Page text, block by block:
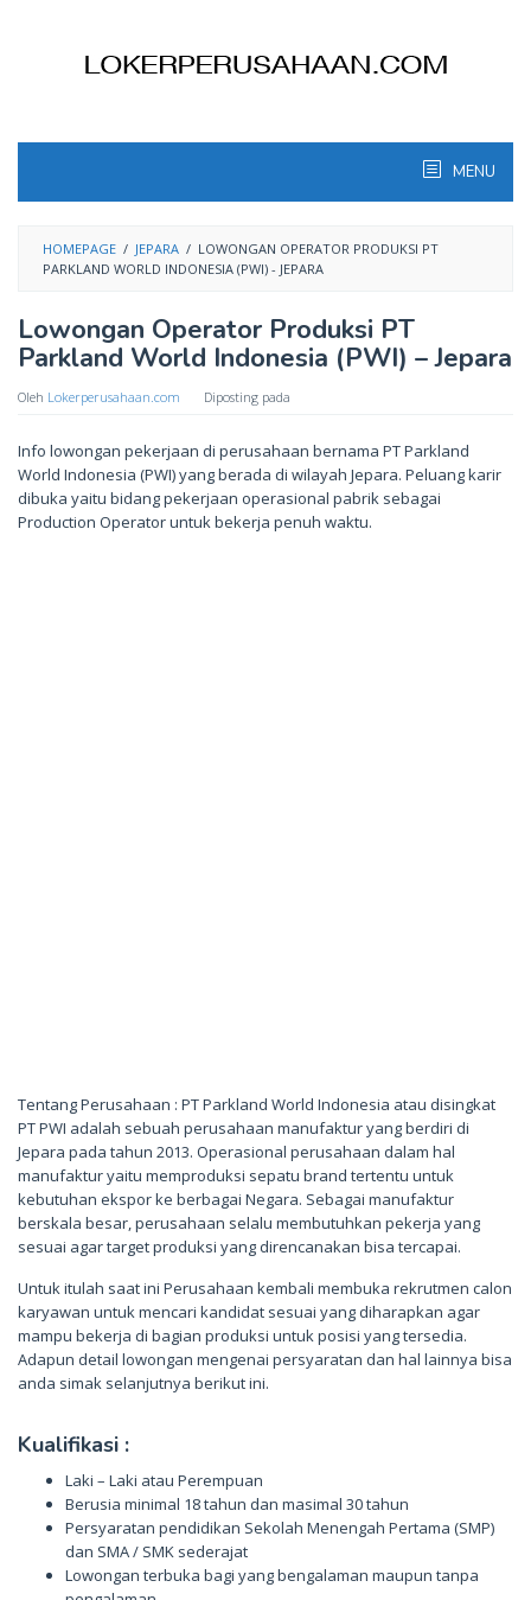
MENU
HOMEPAGE / JEPARA / LOWONGAN OPERATOR PRODUKSI PT
PARKLAND WORLD INDONESIA (PWI) - JEPARA
Lowongan Operator Produksi PT
Parkland World Indonesia (PWI) – Jepara
Oleh Lokerperusahaan.com Diposting pada
Info lowongan pekerjaan di perusahaan bernama PT Parkland
World Indonesia (PWI) yang berada di wilayah Jepara. Peluang karir
dibuka yaitu bidang pekerjaan operasional pabrik sebagai
Production Operator untuk bekerja penuh waktu.
Tentang Perusahaan : PT Parkland World Indonesia atau disingkat
PT PWI adalah sebuah perusahaan manufaktur yang berdiri di
Jepara pada tahun 2013. Operasional perusahaan dalam hal
manufaktur yaitu memproduksi sepatu brand tertentu untuk
kebutuhan ekspor ke berbagai Negara. Sebagai manufaktur
berskala besar, perusahaan selalu membutuhkan pekerja yang
sesuai agar target produksi yang direncanakan bisa tercapai.
Untuk itulah saat ini Perusahaan kembali membuka rekrutmen calon
karyawan untuk mencari kandidat sesuai yang diharapkan agar
mampu bekerja di bagian produksi untuk posisi yang tersedia.
Adapun detail lowongan mengenai persyaratan dan hal lainnya bisa
anda simak selanjutnya berikut ini.
Kualifikasi :
Laki – Laki atau Perempuan
Berusia minimal 18 tahun dan masimal 30 tahun
Persyaratan pendidikan Sekolah Menengah Pertama (SMP)
dan SMA / SMK sederajat
Lowongan terbuka bagi yang bengalaman maupun tanpa